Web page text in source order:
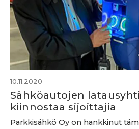
10.11.2020
Sähköautojen
kiinnostaa sijoittajia
Parkkisähkö Oy on hankkinut